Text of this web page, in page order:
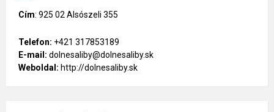
Cím: 925 02 Alsószeli 355
Telefon: +421 317853189
E-mail: dolnesaliby@dolnesaliby.sk
Weboldal: http://dolnesaliby.sk